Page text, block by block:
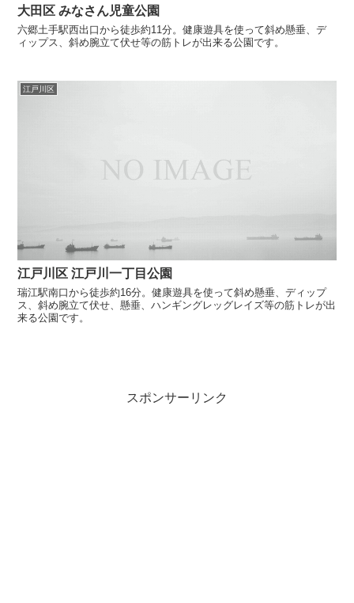
大田区 みなさん児童公園
六郷土手駅西出口から徒歩約11分。健康遊具を使って斜め懸垂、デ
ィップス、斜め腕立て伏せ等の筋トレが出来る公園です。
江戸川区
江戸川区 江戸川一丁目公園
瑞江駅南口から徒歩約16分。健康遊具を使って斜め懸垂、ディップ
ス、斜め腕立て伏せ、懸垂、ハンギングレッグレイズ等の筋トレが出
来る公園です。
スポンサーリンク